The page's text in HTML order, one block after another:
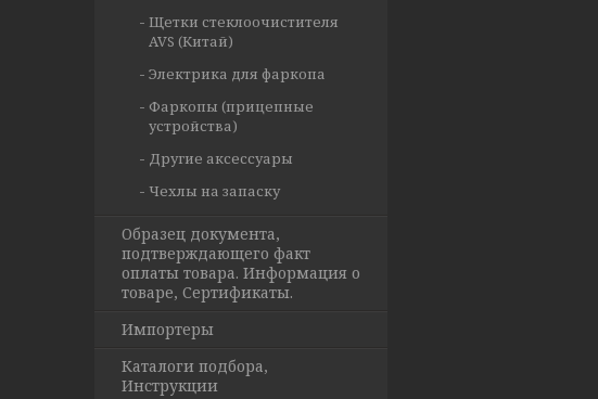
Щетки стеклоочистителя
AVS (Китай)
Электрика для фаркопа
Фаркопы (прицепные
устройства)
Другие аксессуары
Чехлы на запаску
Образец документа,
подтверждающего факт
оплаты товара. Информация о
товаре, Сертификаты.
Импортеры
Каталоги подбора,
Инструкции